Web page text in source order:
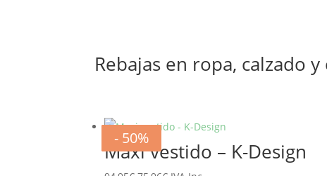
Rebajas en ropa, calzado
- 20%
Maxi vestido – K-Design
- 20%
- 20%
- 20%
- 20%
- 20%
- 50%
- 50%